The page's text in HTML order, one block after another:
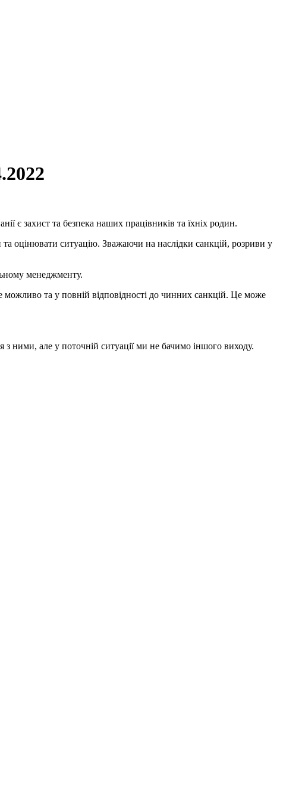
є захист та безпека наших працівників та їхніх родин.
оцінювати ситуацію. Зважаючи на наслідки санкцій, розриви у
менеджменту.
можливо та у повній відповідності до чинних санкцій. Це може
ними, але у поточній ситуації ми не бачимо іншого виходу.